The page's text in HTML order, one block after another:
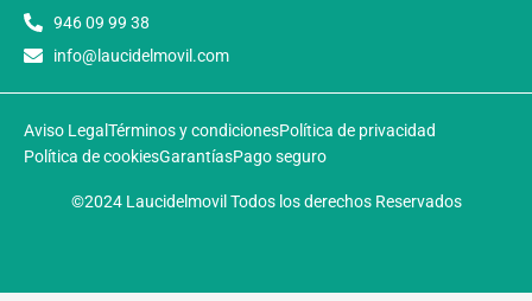
946 09 99 38
info@laucidelmovil.com
Aviso Legal Términos y condicionesPolítica de privacidad
Política de cookiesGarantíasPago seguro
©2024 Laucidelmovil Todos los derechos Reservados